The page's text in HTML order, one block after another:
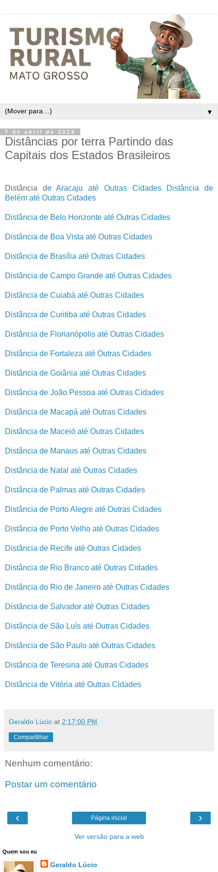
▼
7 de abril de 2014
Distâncias por terra Partindo das
Capitais dos Estados Brasileiros
Distância de Aracaju até Outras Cidades
Distância de
Belém até Outras Cidades
Distância de Belo Horizonte até Outras Cidades
Distância de Boa Vista até Outras Cidades
Distância de Brasília até Outras Cidades
Distância de Campo Grande até Outras Cidades
Distância de Cuiabá até Outras Cidades
Distância de Curitiba até Outras Cidades
Distância de Florianópolis até Outras Cidades
Distância de Fortaleza até Outras Cidades
Distância de Goiânia até Outras Cidades
Distância de João Pessoa até Outras Cidades
Distância de Macapá até Outras Cidades
Distância de Maceió até Outras Cidades
Distância de Manaus até Outras Cidades
Distância de Natal até Outras Cidades
Distância de Palmas até Outras Cidades
Distância de Porto Alegre até Outras Cidades
Distância de Porto Velho até Outras Cidades
Distância de Recife até Outras Cidades
Distância de Rio Branco até Outras Cidades
Distância do Rio de Janeiro até Outras Cidades
Distância de Salvador até Outras Cidades
Distância de São Luís até Outras Cidades
Distância de São Paulo até Outras Cidades
Distância de Teresina até Outras Cidades
Distância de Vitória até Outras Cidades
Geraldo Lúcio at 2:17:00 PM
Compartilhar
Nenhum comentário:
Postar um comentário
‹ ›
Página inicial
Ver versão para a web
Quem sou eu
Geraldo Lúcio